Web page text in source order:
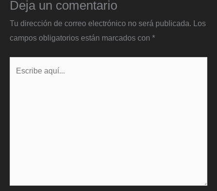
Deja un comentario
Tu dirección de correo electrónico no será publicada. Los
campos obligatorios están marcados con *